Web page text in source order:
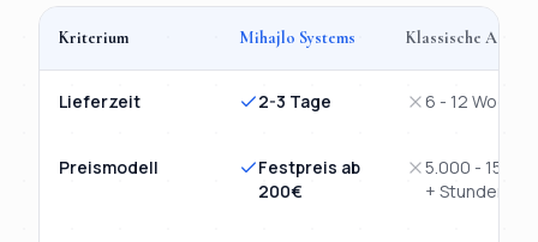
Kriterium Mihajlo Systems Klassische
Lieferzeit 2-3 Tage 6 - 12 Wochen
Preismodell
Festpreis ab
200€
5.000 -
+ Stunden